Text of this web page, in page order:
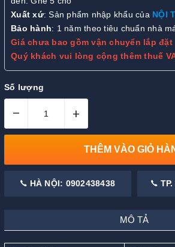
Xuất xứ: Sản phẩm nhập khẩu của NỘI
Bảo hành: 1 năm theo tiêu chuẩn nhà
Giá chưa bao gồm vận chuyển lắp đặt
Quý khách vui lòng cộng thêm thuế
Số lượng
– +
THÊM VÀO GIỎ
HÀ NỘI: 0902438438
MÔ TẢ